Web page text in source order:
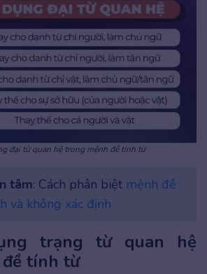
đại từ quan hệ trong mệnh đề tính từ
tâm: Cách phân biệt mệnh đề
và không xác định
trạng từ quan hệ
tính từ